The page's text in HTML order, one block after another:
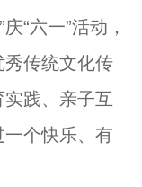
“六一”活动，
传统文化传
践、亲子互
个快乐、有